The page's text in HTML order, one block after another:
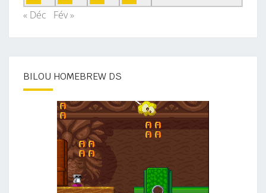
« Déc
Fév »
BILOU HOMEBREW DS